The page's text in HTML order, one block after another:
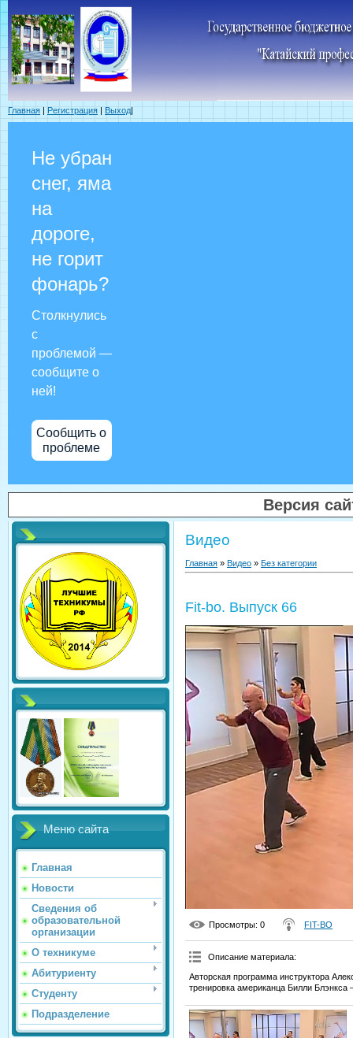
Главная | Регистрация | Выход|
Не убран
снег, яма
на
дороге,
не горит
фонарь?
Столкнулись
с
проблемой —
сообщите о
ней!
Сообщить о
проблеме
Версия
Меню сайта
Главная
Новости
Сведения об
образовательной
организации
О техникуме
Абитуриенту
Студенту
Подразделение
Видео
Главная » Видео » Без категории
Fit-bo. Выпуск 66
Просмотры: 0 FIT-BO
Описание материала:
Авторская программа инструктора
тренировка американца Билли